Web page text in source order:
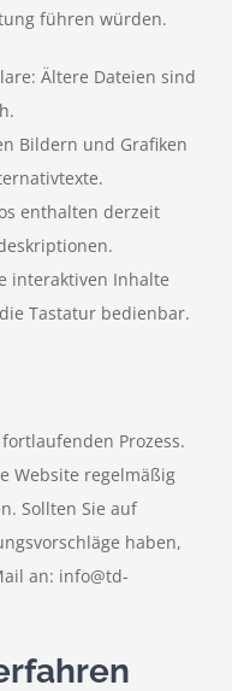
führen würden.
Ältere Dateien sind
Bildern und Grafiken
enthalten derzeit
interaktiven Inhalte
Tastatur bedienbar.
Prozess.
Website regelmäßig
Sollten Sie auf
haben,
an: info@td-